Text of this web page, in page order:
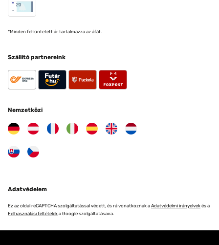
*Minden feltüntetett ár tartalmazza az áfát.
Szállító partnereink
Nemzetközi
Adatvédelem
Ez az oldal reCAPTCHA szolgáltatással védett, és rá vonatkoznak aAdatvédelmi irányelvekés a
Felhasználási feltételeka Google szolgáltatásaira.